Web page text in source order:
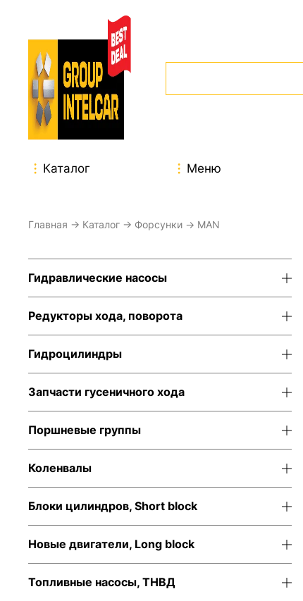
Каталог Меню
Главная → Каталог → Форсунки → MAN
Гидравлические насосы
Редукторы хода, поворота
Гидроцилиндры
Запчасти гусеничного хода
Поршневые группы
Коленвалы
Блоки цилиндров, Short block
Новые двигатели, Long block
Топливные насосы, ТНВД